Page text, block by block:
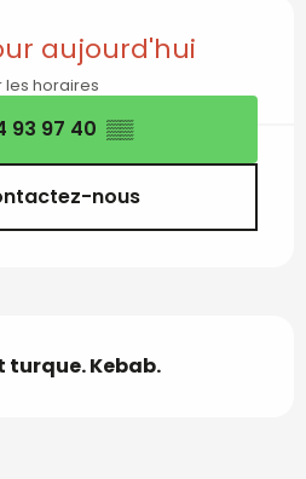
et
aujourd'hui
les horaires
93 97 40 ▒▒
nous
turque. Kebab.